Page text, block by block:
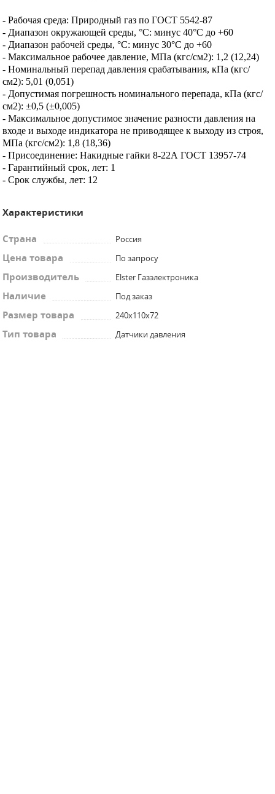
- Рабочая среда: Природный газ по ГОСТ 5542-87
- Диапазон окружающей среды, °С: минус 40°С до +60
- Диапазон рабочей среды, °С: минус 30°С до +60
- Максимальное рабочее давление, МПа (кгс/см2): 1,2 (12,24)
- Номинальный перепад давления срабатывания, кПа (кгс/
см2): 5,01 (0,051)
- Допустимая погрешность номинального перепада, кПа (кгс/
см2): ±0,5 (±0,005)
- Максимальное допустимое значение разности давления на
входе и выходе индикатора не приводящее к выходу из строя,
МПа (кгс/см2): 1,8 (18,36)
- Присоединение: Накидные гайки 8-22А ГОСТ 13957-74
- Гарантийный срок, лет: 1
- Срок службы, лет: 12
Характеристики
Страна Россия
Цена товара По запросу
Производитель Elster Газэлектроника
Наличие Под заказ
Размер товара 240х110х72
Тип товара Датчики давления